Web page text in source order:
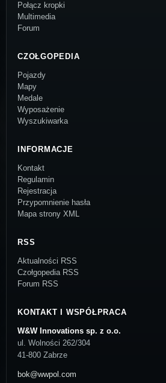
Połącz kropki
Multimedia
Forum
CZOŁGOPEDIA
Pojazdy
Mapy
Medale
Wyposażenie
Wyszukiwarka
INFORMACJE
Kontakt
Regulamin
Rejestracja
Przypomnienie hasła
Mapa strony XML
RSS
Aktualności RSS
Czołgopedia RSS
Forum RSS
KONTAKT I WSPÓŁPRACA
W&W Innovations sp. z o.o.
ul. Wolności 262/304
41-800 Zabrze
bok@wwpol.com